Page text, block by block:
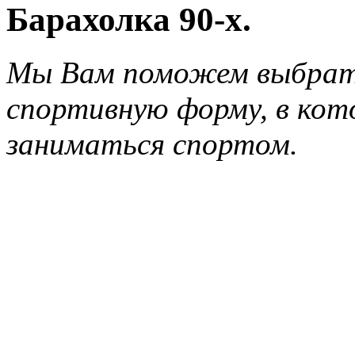
Барахолка 90-х.
Мы Вам поможем
спортивную форму, в
заниматься спортом.